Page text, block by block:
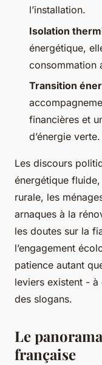
l’installation.
Isolation
énergétique,
consommation
Transition
financières et
d’énergie verte.
Les discours
énergétique
rurale, les
arnaques à la
les doutes sur la
l’engagement
patience autant
leviers existent -
des slogans.
Le
française